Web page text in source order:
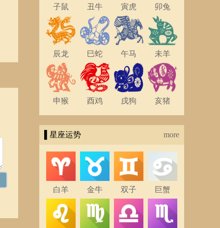
子鼠 丑牛 寅虎 卯兔
辰龙 巳蛇 午马 未羊
申猴 酉鸡 戌狗 亥猪
▌星座运势 more
白羊 金牛 双子 巨蟹